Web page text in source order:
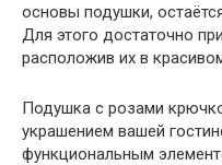
основы подушки,
Для этого достаточно
расположив их в
Подушка с розами
украшением вашей
функциональным